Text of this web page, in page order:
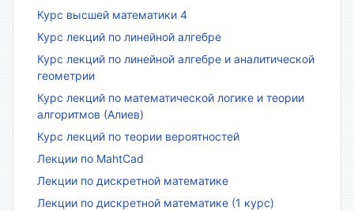
Курс высшей математики 4
Курс лекций по линейной алгебре
Курс лекций по линейной алгебре и аналитической
геометрии
Курс лекций по математической логике и теории
алгоритмов (Алиев)
Курс лекций по теории вероятностей
Лекции по MahtCad
Лекции по дискретной математике
Лекции по дискретной математике (1 курс)